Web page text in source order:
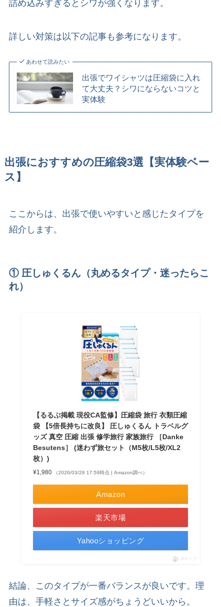
詰め込みすぎるとシワが強くなります。
詳しい対策は以下の記事も参考になります。
あわせて読みたい
出張でワイシャツは圧縮袋に入れ
て大丈夫？シワにならないコツと
実体験
出張におすすめの圧縮袋3選【実体験ベー
ス】
ここからは、出張で使いやすいと感じたタイプを
紹介します。
① 圧しゅくるん（丸めるタイプ・迷ったらこ
れ）
【るるぶ掲載 現役CA監修】圧縮袋 旅行 衣類圧縮
袋 【5倍長持ちに改良】 圧しゅくるん トラベルグ
ッズ 真空 圧縮 出張 修学旅行 家族旅行 ［Danke
Besutens］ (迷わず旅セット（M5枚/L5枚/XL2
枚）)
¥1,980 （2026/03/29 17:59時点 | Amazon調べ）
Amazon
楽天市場
Yahooショッピング
ポチップ
結論、このタイプが一番バランスが良いです。理
由は、手軽さとサイズ感がちょうどいいから。